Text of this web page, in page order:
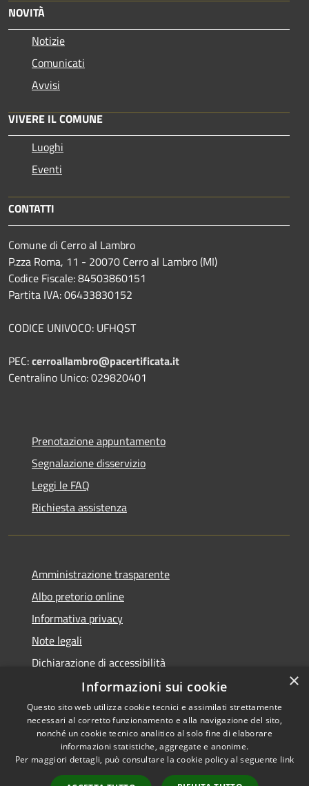
NOVITÀ
Notizie
Comunicati
Avvisi
VIVERE IL COMUNE
Luoghi
Eventi
CONTATTI
Comune di Cerro al Lambro
P.zza Roma, 11 - 20070 Cerro al Lambro (MI)
Codice Fiscale: 84503860151
Partita IVA: 06433830152
CODICE UNIVOCO: UFHQST
PEC:cerroallambro@pacertificata.it
Centralino Unico: 029820401
Prenotazione appuntamento
Segnalazione disservizio
Leggi le FAQ
Richiesta assistenza
Amministrazione trasparente
Albo pretorio online
Informativa privacy
Note legali
Dichiarazione di accessibilità
Accessibilità
Privacy
Copyright © 2026 • Comune di
Cerro al Lambro • Powered by
Municipium•Accesso
×
Informazioni sui cookie
Questo sito web utilizza cookie tecnici e assimilati strettamente
necessari al corretto funzionamento e alla navigazione del sito,
nonché un cookie tecnico analitico al solo fine di elaborare
informazioni statistiche, aggregate e anonime.
Per maggiori dettagli, può consultare la cookie policy al seguente link